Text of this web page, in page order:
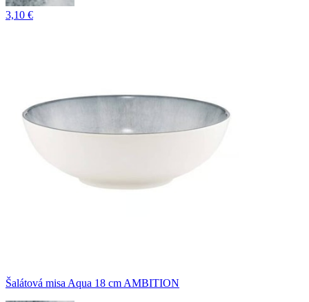
3,10 €
Šalátová misa Aqua 18 cm AMBITION